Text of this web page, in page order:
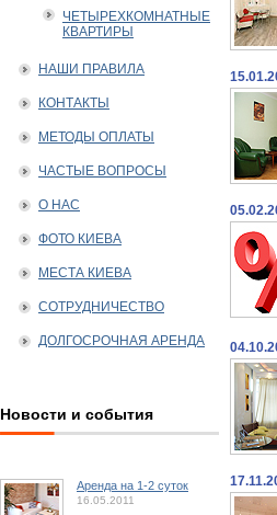
ЧЕТЫРЕХКОМНАТНЫЕ
КВАРТИРЫ
НАШИ ПРАВИЛА
КОНТАКТЫ
МЕТОДЫ ОПЛАТЫ
ЧАСТЫЕ ВОПРОСЫ
О НАС
ФОТО КИЕВА
МЕСТА КИЕВА
СОТРУДНИЧЕСТВО
ДОЛГОСРОЧНАЯ АРЕНДА
Новости и события
Аренда на 1-2 суток
16.05.2011